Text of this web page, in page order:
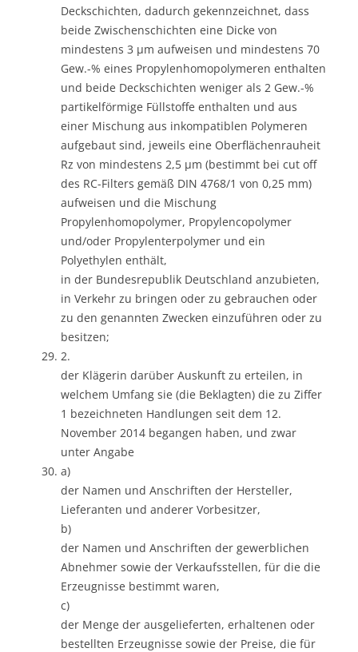
Deckschichten, dadurch gekennzeichnet, dass
beide Zwischenschichten eine Dicke von
mindestens 3 µm aufweisen und mindestens 70
Gew.-% eines Propylenhomopolymeren enthalten
und beide Deckschichten weniger als 2 Gew.-%
partikelförmige Füllstoffe enthalten und aus
einer Mischung aus inkompatiblen Polymeren
aufgebaut sind, jeweils eine Oberflächenrauheit
Rz von mindestens 2,5 µm (bestimmt bei cut off
des RC-Filters gemäß DIN 4768/1 von 0,25 mm)
aufweisen und die Mischung
Propylenhomopolymer, Propylencopolymer
und/oder Propylenterpolymer und ein
Polyethylen enthält,
in der Bundesrepublik Deutschland anzubieten,
in Verkehr zu bringen oder zu gebrauchen oder
zu den genannten Zwecken einzuführen oder zu
besitzen;
2.
der Klägerin darüber Auskunft zu erteilen, in
welchem Umfang sie (die Beklagten) die zu Ziffer
1 bezeichneten Handlungen seit dem 12.
November 2014 begangen haben, und zwar
unter Angabe
a)
der Namen und Anschriften der Hersteller,
Lieferanten und anderer Vorbesitzer,
b)
der Namen und Anschriften der gewerblichen
Abnehmer sowie der Verkaufsstellen, für die die
Erzeugnisse bestimmt waren,
c)
der Menge der ausgelieferten, erhaltenen oder
bestellten Erzeugnisse sowie der Preise, die für